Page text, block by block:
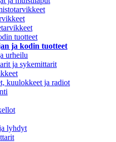
tuotteet
ja kodin tuotteet
urheilu
ja sykemittarit
kuulokkeet ja radiot
lyhdyt